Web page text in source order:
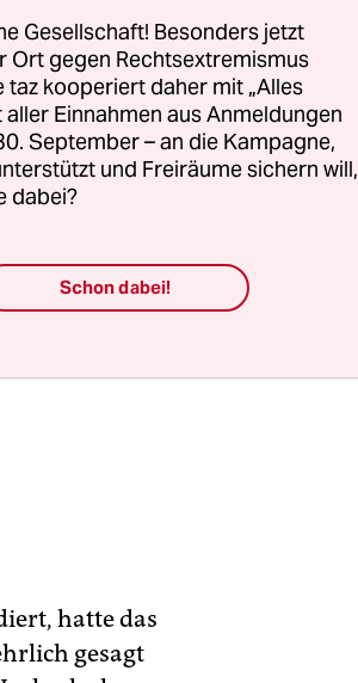
gekommen.
hatte das
gesagt
Gesellschaft! Besonders jetzt
Ort gegen Rechtsextremismus
kooperiert daher mit „Alles
Einnahmen aus Anmeldungen
September – an die Kampagne,
und Freiräume sichern will,
dabei?
Schon dabei!